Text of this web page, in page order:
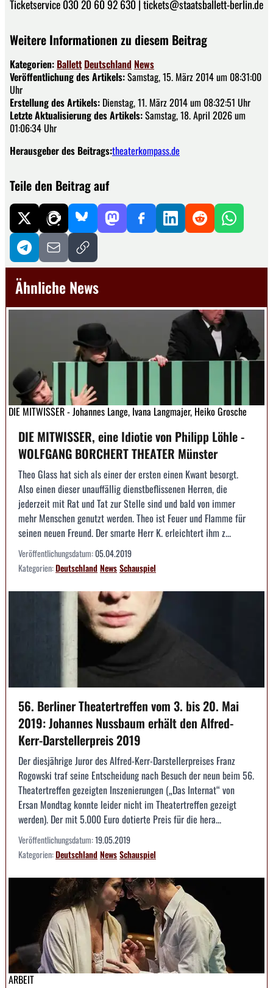
Ticketservice 030 20 60 92 630 | tickets@staatsballett-berlin.de
Weitere Informationen zu diesem Beitrag
Kategorien: Ballett Deutschland News
Veröffentlichung des Artikels:Samstag, 15. März 2014 um 08:31:00
Uhr
Erstellung des Artikels: Dienstag, 11. März 2014 um 08:32:51 Uhr
Letzte Aktualisierung des Artikels:Samstag, 18. April 2026 um
01:06:34 Uhr
Herausgeber des Beitrags:theaterkompass.de
Teile den Beitrag auf
Ähnliche News
DIE MITWISSER - Johannes Lange, Ivana Langmajer, Heiko Grosche
DIE MITWISSER, eine Idiotie von Philipp Löhle -
WOLFGANG BORCHERT THEATER Münster
Theo Glass hat sich als einer der ersten einen Kwant besorgt.
Also einen dieser unauffällig dienstbeflissenen Herren, die
jederzeit mit Rat und Tat zur Stelle sind und bald von immer
mehr Menschen genutzt werden. Theo ist Feuer und Flamme für
seinen neuen Freund. Der smarte Herr K. erleichtert ihm z...
Veröffentlichungsdatum:05.04.2019
Kategorien:DeutschlandNewsSchauspiel
56. Berliner Theatertreffen vom 3. bis 20. Mai
2019: Johannes Nussbaum erhält den Alfred-
Kerr-Darstellerpreis 2019
Der diesjährige Juror des Alfred-Kerr-Darstellerpreises Franz
Rogowski traf seine Entscheidung nach Besuch der neun beim 56.
Theatertreffen gezeigten Inszenierungen („Das Internat“ von
Ersan Mondtag konnte leider nicht im Theatertreffen gezeigt
werden). Der mit 5.000 Euro dotierte Preis für die hera...
Veröffentlichungsdatum:19.05.2019
Kategorien:DeutschlandNewsSchauspiel
ARBEIT